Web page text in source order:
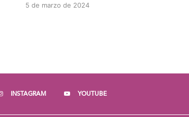
5 de marzo de 2024
INSTAGRAM YOUTUBE